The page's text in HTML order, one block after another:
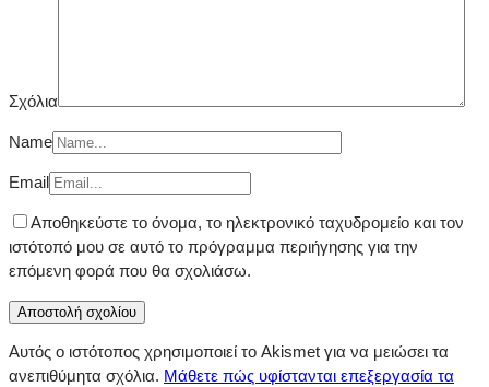
Σχόλια
Name
Email
Αποθηκεύστε το όνομα, το ηλεκτρονικό ταχυδρομείο και τον
ιστότοπό μου σε αυτό το πρόγραμμα περιήγησης για την
επόμενη φορά που θα σχολιάσω.
Αυτός ο ιστότοπος χρησιμοποιεί το Akismet για να μειώσει τα
ανεπιθύμητα σχόλια. Μάθετε πώς υφίστανται επεξεργασία τα